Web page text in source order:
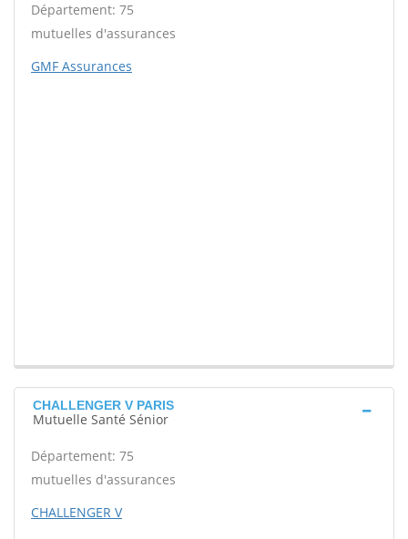
Département: 75
mutuelles d'assurances
GMF Assurances
CHALLENGER V PARIS
Mutuelle Santé Sénior
Département: 75
mutuelles d'assurances
CHALLENGER V